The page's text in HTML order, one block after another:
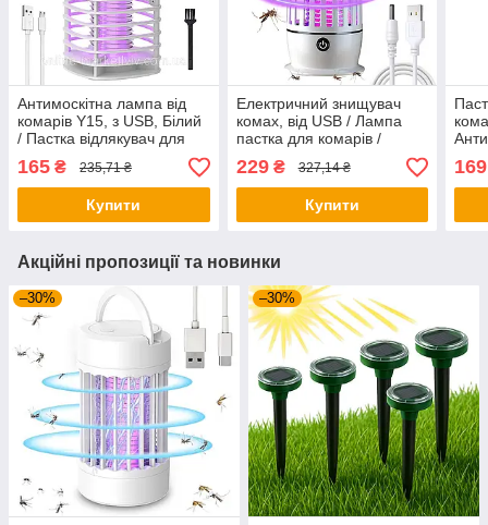
Антимоскітна лампа від
комарів Y15, з USB, Білий
/ Пастка відлякувач для
165 ₴ 235,71 ₴
Купити
Електричний знищувач
комах, від USB / Лампа
пастка для комарів /
229₴ 327,14 ₴
Купити
169
Акційні пропозиції та новинки
–30% –30%